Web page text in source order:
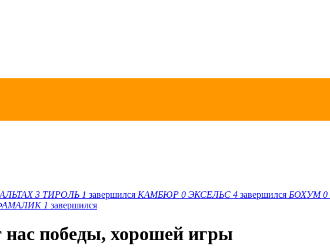
АЛЬТАХ 3 ТИРОЛЬ 1 завершился КАМБЮР 0 ЭКСЕЛЬС 4 завершился БОХУМ 0
1 завершился
победы, хорошей игры